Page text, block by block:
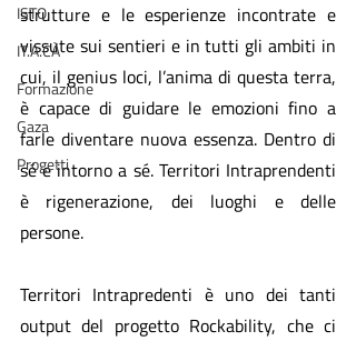
ISTO
IT.A.CÀ
Formazione
Gaza
Progetti
strutture e le esperienze incontrate e
vissute sui sentieri e in tutti gli ambiti in
cui, il genius loci, l’anima di questa terra,
è capace di guidare le emozioni fino a
farle diventare nuova essenza. Dentro di
sé e intorno a sé. Territori Intraprendenti
è rigenerazione, dei luoghi e delle
persone.
Territori Intrapredenti è uno dei tanti
output del progetto Rockability, che ci